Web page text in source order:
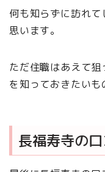
何も知らずに訪れ
思います。
ただ住職はあえて
を知っておきたいも
長福寿寺の